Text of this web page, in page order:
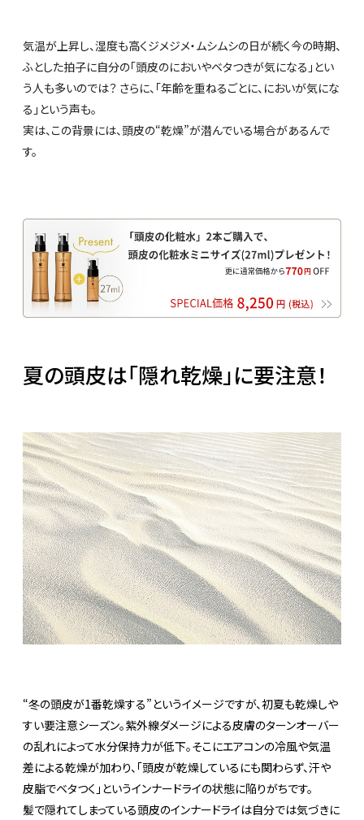
気温が上昇し、湿度も高くジメジメ・ムシムシの日が続く今の時期、
ふとした拍子に自分の「頭皮のにおいやベタつきが気になる」とい
う人も多いのでは？ さらに、「年齢を重ねるごとに、においが気にな
る」という声も。
実は、この背景には、頭皮の“乾燥”が潜んでいる場合があるんで
す。
夏の頭皮は「隠れ乾燥」に要注意！
“冬の頭皮が1番乾燥する”というイメージですが、初夏も乾燥しや
すい要注意シーズン。紫外線ダメージによる皮膚のターンオーバー
の乱れによって水分保持力が低下。そこにエアコンの冷風や気温
差による乾燥が加わり、「頭皮が乾燥しているにも関わらず、汗や
皮脂でベタつく」というインナードライの状態に陥りがちです。
髪で隠れてしまっている頭皮のインナードライは自分では気づきに